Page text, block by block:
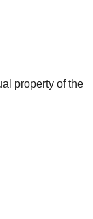
property of the